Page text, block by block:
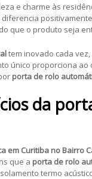
e charme às
diferencia
que o produto seja
tem inovado cada
único proporciona ao
porta de rolo
da
em Curitiba no Bairro
que a porta de rolo
termo